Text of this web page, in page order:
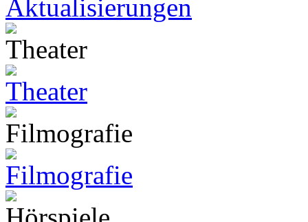
Aktualisierungen